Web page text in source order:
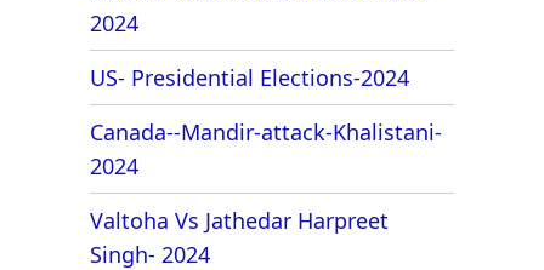
2024
US- Presidential Elections-2024
Canada--Mandir-attack-Khalistani-
2024
Valtoha Vs Jathedar Harpreet
Singh- 2024